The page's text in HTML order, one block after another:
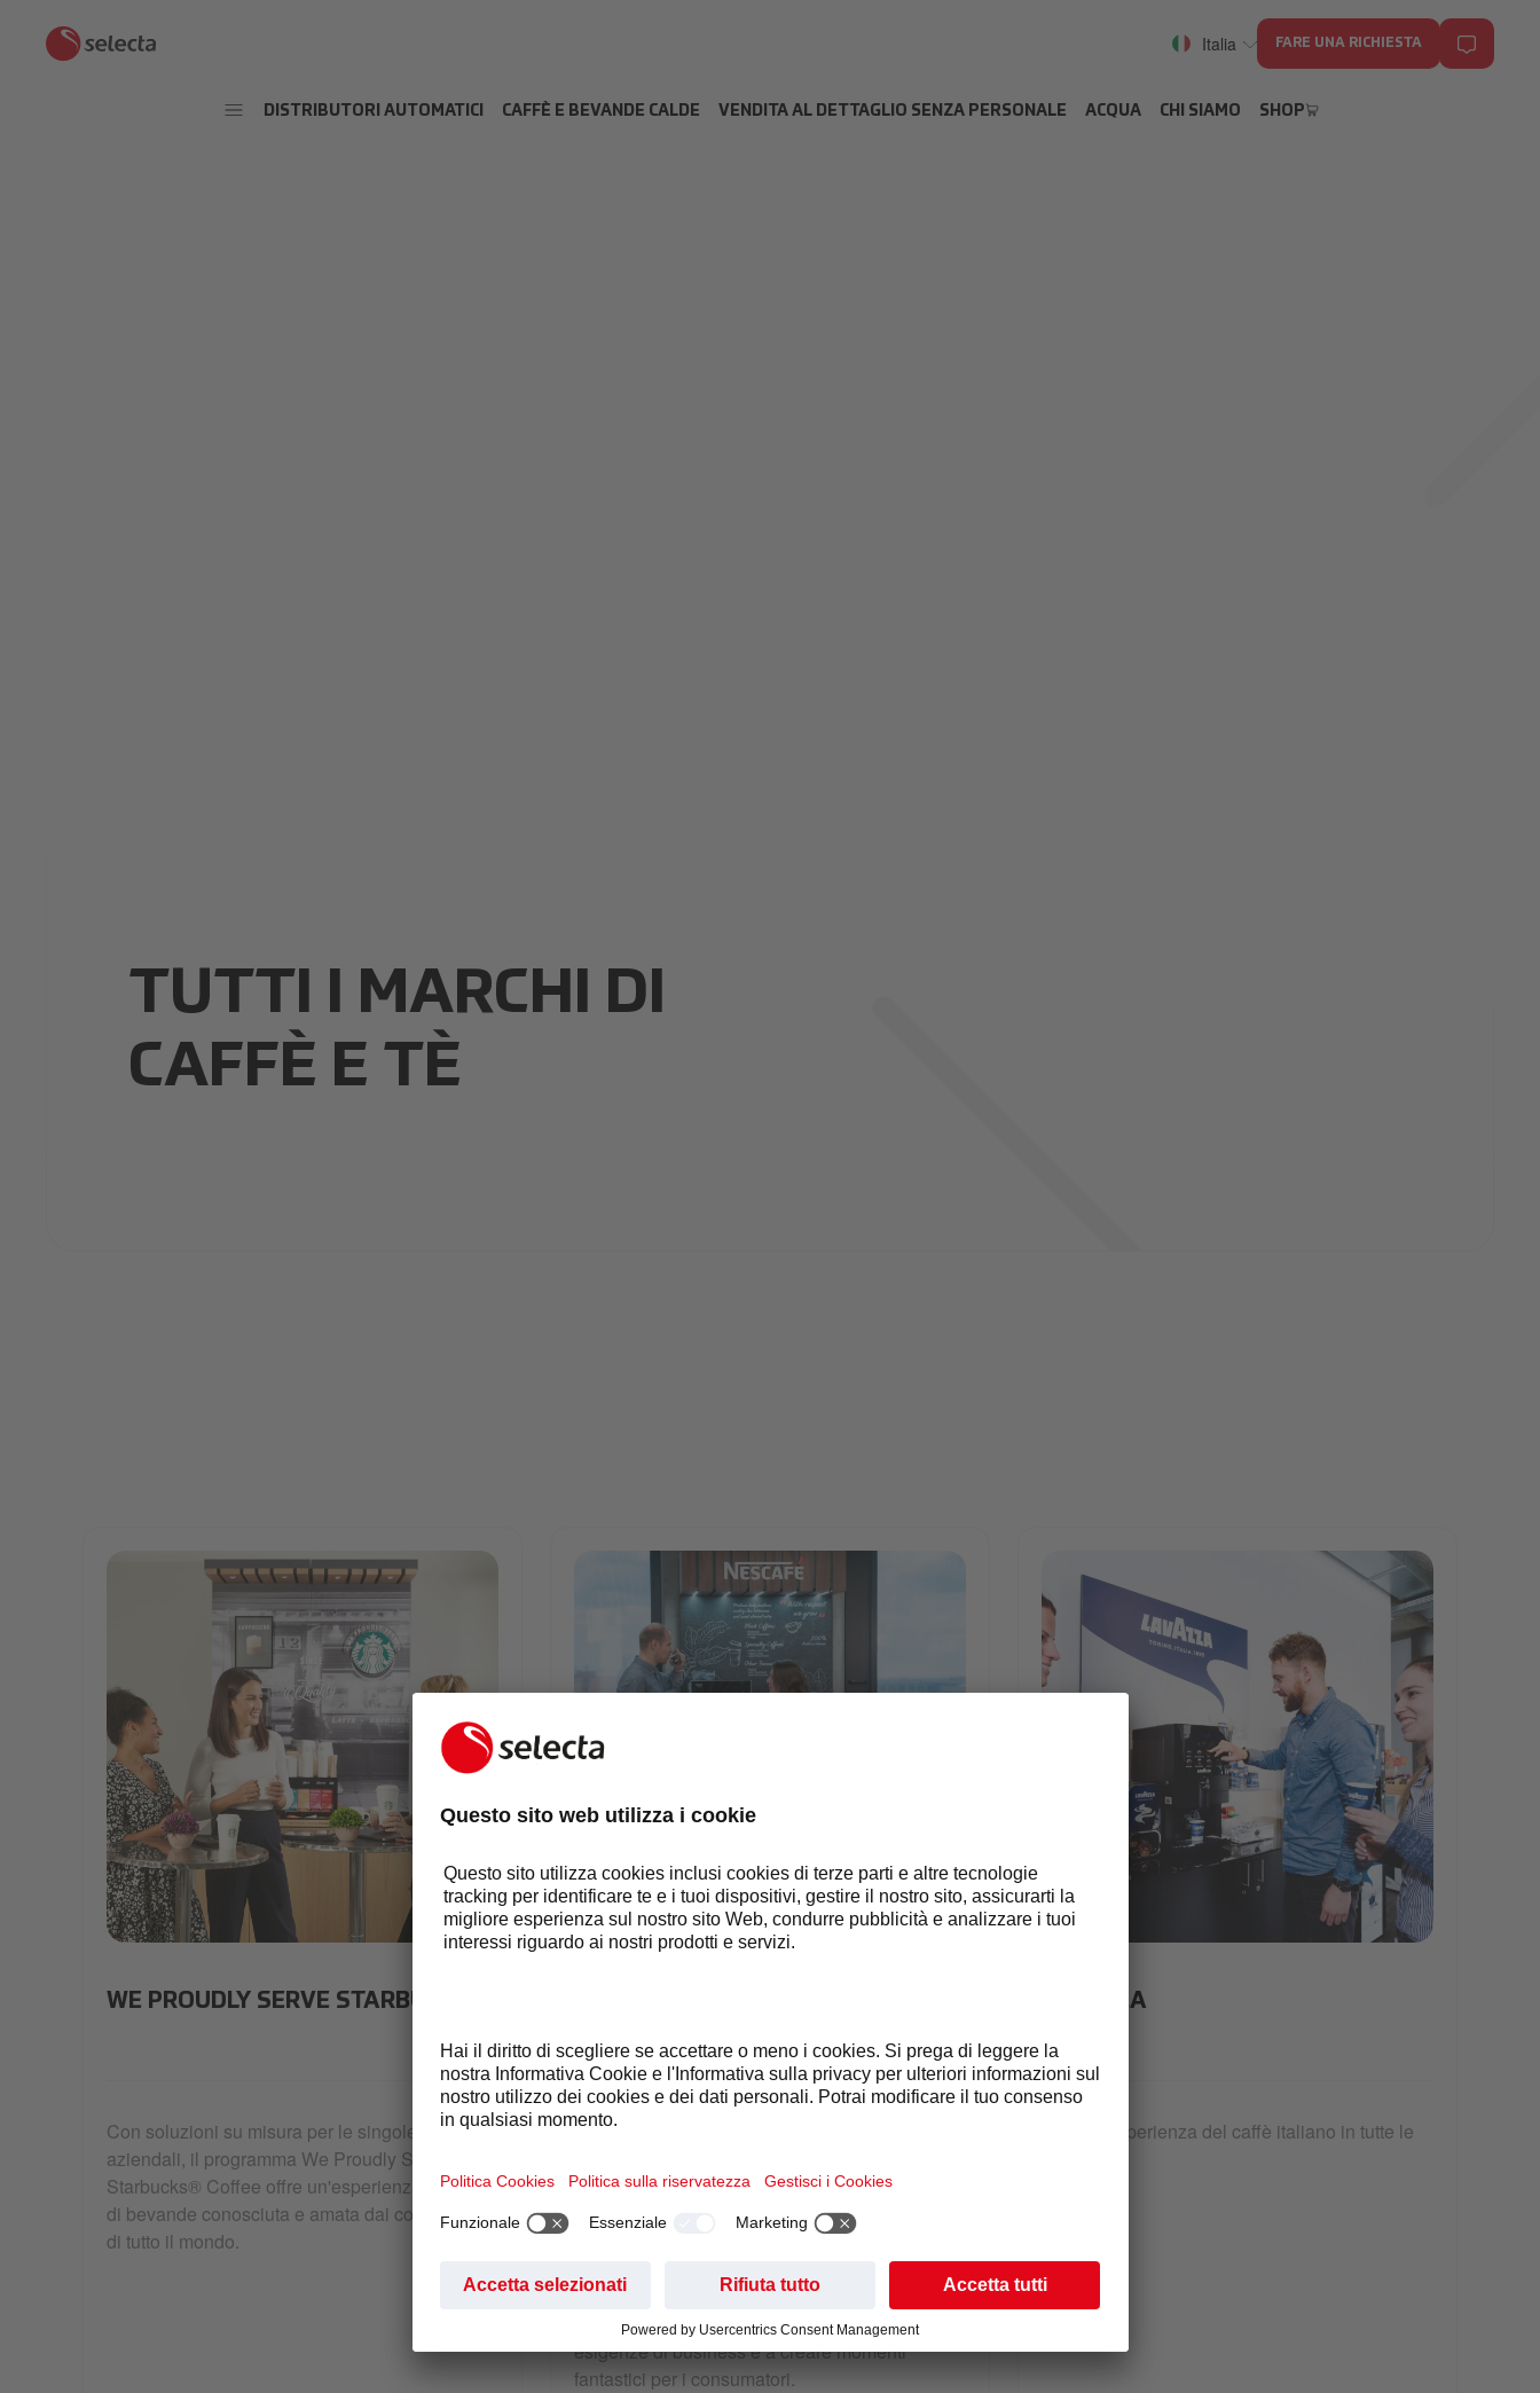
Italia FARE UNA RICHIESTA
DISTRIBUTORI AUTOMATICI CAFFÈ E BEVANDE CALDE VENDITA AL DETTAGLIO SENZA PERSONALE ACQUA CHI SIAMO SHOP
TUTTI I MARCHI DI
CAFFÈ E TÈ
060720_Cracked_Starbucks9675_website approved image – Feb 2021.jpg
WE PROUDLY SERVE STARBUCKS®
Con soluzioni su misura per le singole esigenze
aziendali, il programma We Proudly Serve
Starbucks® Coffee offre un'esperienza elevata
di bevande conosciuta e amata dai consumatori
di tutto il mondo.
nescafè-carousel2.jpeg
Con oltre 80 anni di esperienza, Nescafé
esperienza di caffè, offrendo una vasta gamma
di bevande di alta qualità ottenute da una
selezione esclusiva di chicchi tostati.
La nostra gamma di soluzioni senza problemi
aiuterà la vostra azienda a soddisfare le sue
esigenze di business e a creare momenti
fantastici per i consumatori.
LAVAZZA
Scopri l'esperienza del caffè italiano in tutte le